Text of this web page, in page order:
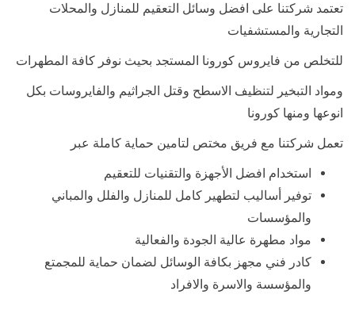
تعتمد شركتنا على افضل وسائل التعقيم للمنازل والمحلات
التجارية والمستشفيات
للتخلص من فايروس كورونا المستجد بحيث نوفر كافة المطهرات
ومواد التبخير لتنظيف الاسطح وقتل الجراثيم والفايروسات بكل
انوعها ومنها كورونا
تعمل شركتنا مع فريق مختص لتامين حماية كاملة عبر
استخدام افضل الأجهزة والتقنيات للتعقيم
توفير أساليب لتطهير كامل للمنازل والفلل والمباني
والمؤسسات
مواد مطهرة عالية الجودة والفعالية
كادر فني مجهز بكافة الوسائل لضمان حماية للمجمتع
والمؤسسة والاسرة والافراد